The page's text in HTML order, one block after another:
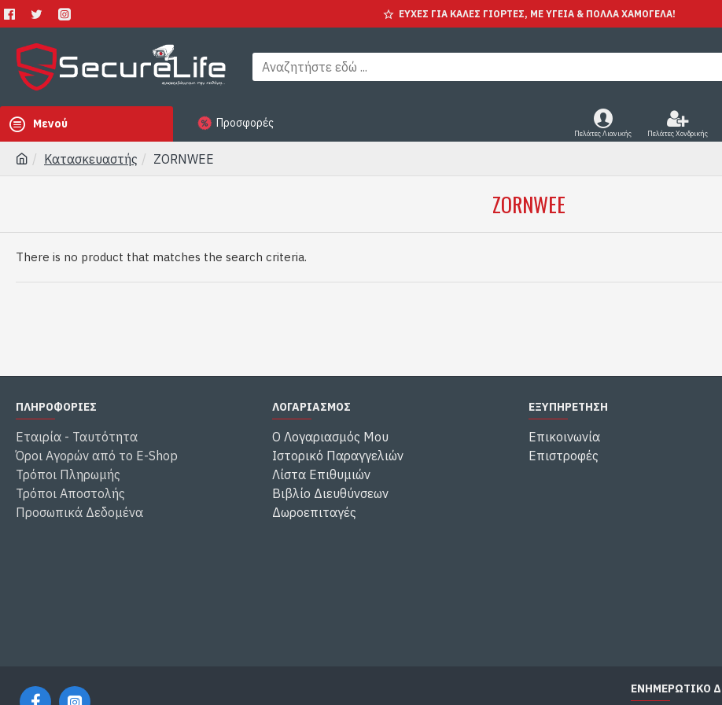
ΕΥΧΕΣ ΓΙΑ ΚΑΛΕΣ ΓΙΟΡΤΕΣ, ΜΕ ΥΓΕΊΑ & ΠΟΛΛΑ ΧΑΜΟΓΕΛΑ!
Μενού Προσφορές
Πελάτες Λιανικής Πελάτες Χονδρικής
Κατασκευαστής ZORNWEE
ZORNWEE
There is no product that matches the search criteria.
ΠΛΗΡΟΦΟΡΙΕΣ
Εταιρία - Ταυτότητα
Όροι Αγορών από το E-Shop
Τρόποι Πληρωμής
Τρόποι Αποστολής
Προσωπικά Δεδομένα
ΛΟΓΑΡΙΑΣΜΟΣ
Ο Λογαριασμός Μου
Ιστορικό Παραγγελιών
Λίστα Επιθυμιών
Βιβλίο Διευθύνσεων
Δωροεπιταγές
ΕΞΥΠΗΡΕΤΗΣΗ
Επικοινωνία
Επιστροφές
ΕΝΗΜΕΡΩΤΙΚΌ